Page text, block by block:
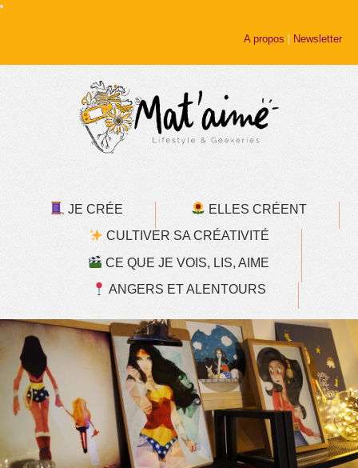
A propos | Newsletter
JE CRÉE
ELLES CRÉENT
CULTIVER SA CRÉATIVITÉ
CE QUE JE VOIS, LIS, AIME
ANGERS ET ALENTOURS